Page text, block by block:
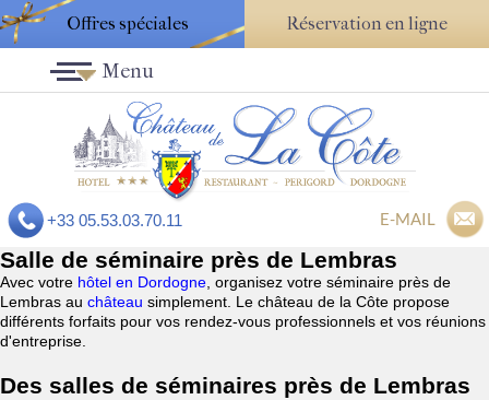
Offres spéciales Réservation en ligne
+33 05.53.03.70.11 E-MAIL
Menu
Salle de séminaire près de Lembras
Avec votre hôtel en Dordogne , organisez votre séminaire près de
Lembras au château simplement. Le château de la Côte propose
différents forfaits pour vos rendez-vous professionnels et vos réunions
d'entreprise.
Des salles de séminaires près de Lembras